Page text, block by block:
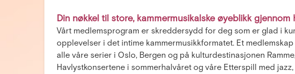
Din nøkkel til store, kammermusikalske øyeblikk gjennom
Vårt medlemsprogram er skreddersydd for deg som er glad i
opplevelser i det intime kammermusikkformatet. Et
alle våre serier i Oslo, Bergen og på kulturdestinasjonen
Havlystkonsertene i sommerhalvåret og våre Etterspill med